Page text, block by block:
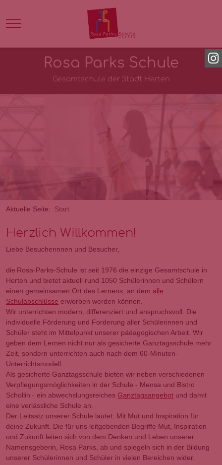
Mobile Menu Toggle
Rosa Parks Schule
Gesamtschule der Stadt Herten
Aktuelle Seite: Start
Herzlich Willkommen!
Liebe Besucherinnen und Besucher,
die Rosa-Parks-Schule ist seit 1976 die einzige Gesamtschule in
Herten und bietet aktuell rund 1050 Schülerinnen und Schülern
einen gemeinsamen Ort des Lernens, an dem alle
Schulabschlüsse erworben werden können.
Wir unterrichten modern, differenziert und anspruchsvoll. Die
individuelle Förderung und Forderung aller Schülerinnen und
Schüler steht im Mittelpunkt unserer pädagogischen Arbeit. Wir
geben dem Lernen nicht nur als gesicherte Ganztagsschule mehr
Zeit, sondern unterrichten auch nach dem 60-Minuten-
Unterrichtsmodell.
Als gesicherte Ganztagsschule bieten wir neben verschiedenen
Verpflegungsmöglichkeiten in der Schule - Mensa und Bistro
Schollin - ein abwechslungsreiches Ganztagsangebot und damit
eine verlässliche Schule an.
Der Leitsatz unserer Schule lautet: Mit Mut und Inspiration für
deine Zukunft. Die für uns leitgebenden Begriffe Mut, Inspiration
und Zukunft leiten sich von dem Denken und Leben unserer
Namensgeberin, Rosa Parks, ab und spiegeln sich in der Bildung
unserer Schülerinnen und Schüler in vielen Bereichen wider.